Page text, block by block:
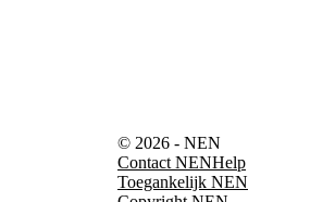
© 2026 - NEN
Contact NENHelp
Toegankelijk NEN